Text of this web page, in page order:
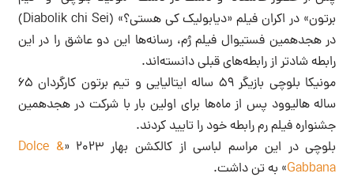
برتون» در اکران فیلم «دیابولیک کی هستی؟» (Diabolik chi Sei)
در هجدهمین فستیوال فیلم رُم، رسانه‌ها این دو عاشق را در این
رابطه شادتر از رابطه‌های قبلی دانسته‌اند.
مونیکا بلوچی بازیگر ۵۹ ساله ایتالیایی و تیم برتون کارگردان ۶۵
ساله هالیوود پس از ماه‌ها برای اولین بار با شرکت در هجدهمین
جشنواره فیلم رم رابطه خود را تایید کردند.
بلوچی در این مراسم لباسی از کالکشن بهار ۲۰۲۳ «
Dolce &
Gabbana» به تن داشت.